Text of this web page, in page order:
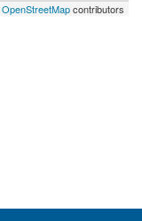
OpenStreetMapcontributors